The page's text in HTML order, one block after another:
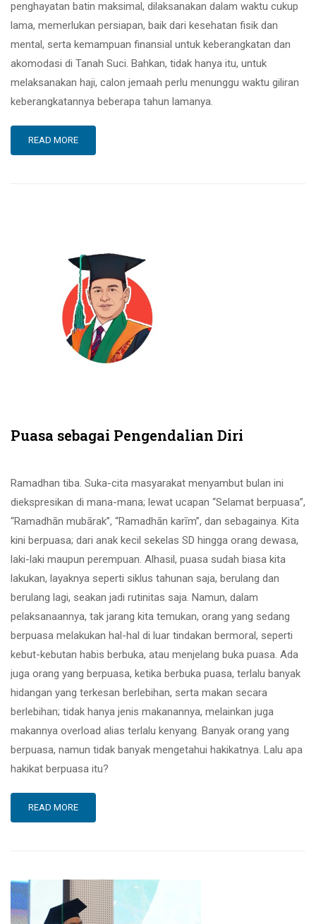
penghayatan batin maksimal, dilaksanakan dalam waktu cukup
lama, memerlukan persiapan, baik dari kesehatan fisik dan
mental, serta kemampuan finansial untuk keberangkatan dan
akomodasi di Tanah Suci. Bahkan, tidak hanya itu, untuk
melaksanakan haji, calon jemaah perlu menunggu waktu giliran
keberangkatannya beberapa tahun lamanya.
READ MORE
Puasa sebagai Pengendalian Diri
Ramadhan tiba. Suka-cita masyarakat menyambut bulan ini
diekspresikan di mana-mana; lewat ucapan “Selamat berpuasa”,
“Ramadhān mubārak”, “Ramadhān karīm”, dan sebagainya. Kita
kini berpuasa; dari anak kecil sekelas SD hingga orang dewasa,
laki-laki maupun perempuan. Alhasil, puasa sudah biasa kita
lakukan, layaknya seperti siklus tahunan saja, berulang dan
berulang lagi, seakan jadi rutinitas saja. Namun, dalam
pelaksanaannya, tak jarang kita temukan, orang yang sedang
berpuasa melakukan hal-hal di luar tindakan bermoral, seperti
kebut-kebutan habis berbuka, atau menjelang buka puasa. Ada
juga orang yang berpuasa, ketika berbuka puasa, terlalu banyak
hidangan yang terkesan berlebihan, serta makan secara
berlebihan; tidak hanya jenis makanannya, melainkan juga
makannya overload alias terlalu kenyang. Banyak orang yang
berpuasa, namun tidak banyak mengetahui hakikatnya. Lalu apa
hakikat berpuasa itu?
READ MORE